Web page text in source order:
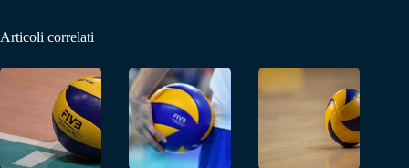
Articoli correlati